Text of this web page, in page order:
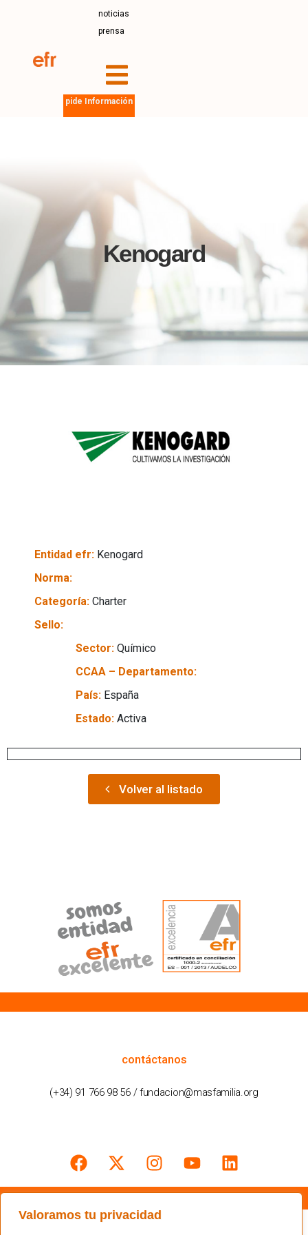
Valoramos tu privacidad
noticias
prensa
pide Información
Kenogard
Entidad efr: Kenogard
Norma:
Categoría: Charter
Sello:
Sector: Químico
CCAA – Departamento:
País: España
Estado: Activa
Volver al listado
contáctanos
(+34) 91 766 98 56 / fundacion@masfamilia.org